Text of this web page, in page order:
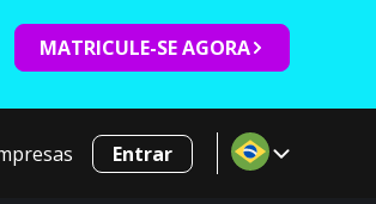
MATRICULE-SE AGORA
Entrar